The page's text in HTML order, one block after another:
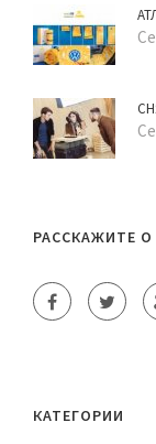
РАССКАЖИТЕ О
КАТЕГОРИИ